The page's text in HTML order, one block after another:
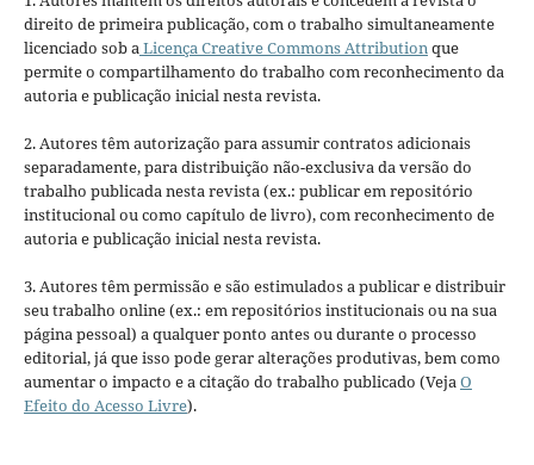
direito de primeira publicação, com o trabalho simultaneamente
licenciado sob aLicença Creative Commons Attributionque
permite o compartilhamento do trabalho com reconhecimento da
autoria e publicação inicial nesta revista.
2. Autores têm autorização para assumir contratos adicionais
separadamente, para distribuição não-exclusiva da versão do
trabalho publicada nesta revista (ex.: publicar em repositório
institucional ou como capítulo de livro), com reconhecimento de
autoria e publicação inicial nesta revista.
3. Autores têm permissão e são estimulados a publicar e distribuir
seu trabalho online (ex.: em repositórios institucionais ou na sua
página pessoal) a qualquer ponto antes ou durante o processo
editorial, já que isso pode gerar alterações produtivas, bem como
aumentar o impacto e a citação do trabalho publicado (VejaO
Efeito do Acesso Livre).